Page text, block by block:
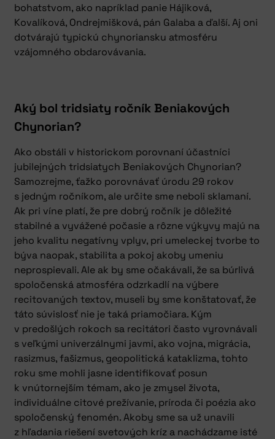
bohatstvom, ako napríklad panie Hájiková,
Kovalíková, Ondrejmišková, pán Galaba a ďalší. Aj oni
dotvárajú typickú chynoriansku atmosféru
vzájomného obdarovávania.
Aký bol tridsiaty ročník Beniakových
Chynorian?
Ako obstáli v historickom porovnaní účastníci
jubilejných tridsiatych Beniakových Chynorian?
Samozrejme, ťažko porovnávať úrodu 29 rokov
s jedným ročníkom, ale určite sme neboli sklamaní.
Ak pri víne platí, že pre dobrý ročník je dôležité
stabilné a vyvážené počasie a rôzne výkyvy majú na
jeho kvalitu negatívny vplyv, pri umeleckej tvorbe to
býva naopak, stabilita a pokoj akoby umeniu
neprospievali. Ale ak by sme očakávali, že sa búrlivá
spoločenská atmosféra odzrkadlí na výbere
recitovaných textov, museli by sme konštatovať, že
táto súvislosť nie je taká priamočiara. Kým
v predošlých rokoch sa recitátori často vyrovnávali
s veľkými univerzálnymi javmi, ako vojna, migrácia,
rasizmus, fašizmus, geopolitická kataklizma, tohto
roku sme mohli jasne identifikovať posun
k vnútornejším témam, ako je zmysel života,
individuálne citové prežívanie, príroda či poézia ako
spoločenský fenomén. Akoby sme sa už unavili
z hľadania riešení svetových kríz a nachádzame isté